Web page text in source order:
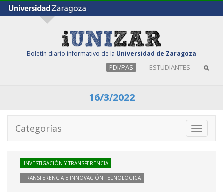
Boletín diario informativo de la Universidad de Zaragoza
PDI/PAS ESTUDIANTES
16/3/2022
Toggle
Categorías
INVESTIGACIÓN Y TRANSFERENCIA
TRANSFERENCIA E INNOVACIÓN TECNOLÓGICA